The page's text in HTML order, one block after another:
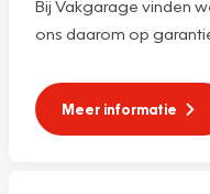
Bij Vakgarage vinden
ons daarom op
Meer informatie